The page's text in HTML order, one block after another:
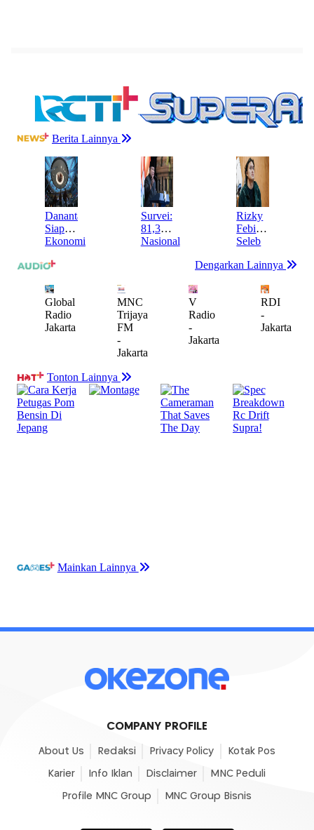
COMPANY PROFILE
About Us Redaksi Privacy Policy Kotak Pos
Karier Info Iklan Disclaimer MNC Peduli
Profile MNC Group MNC Group Bisnis